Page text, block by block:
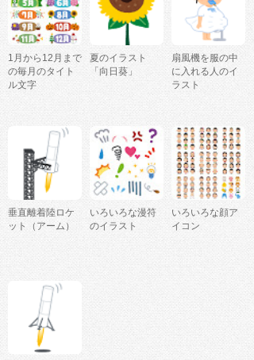
1月から12月まで
の毎月のタイト
ル文字
夏のイラスト
「向日葵」
扇風機を服の中
に入れる人のイ
ラスト
垂直離着陸ロケ
ット（アーム）
いろいろな漫符
のイラスト
いろいろな顔ア
イコン